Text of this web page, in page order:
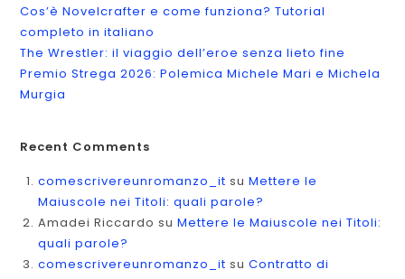
Cos’è Novelcrafter e come funziona? Tutorial
completo in italiano
The Wrestler: il viaggio dell’eroe senza lieto fine
Premio Strega 2026: Polemica Michele Mari e Michela
Murgia
Recent Comments
comescrivereunromanzo_it suMettere le
Maiuscole nei Titoli: quali parole?
Amadei Riccardo suMettere le Maiuscole nei Titoli:
quali parole?
comescrivereunromanzo_it suContratto di